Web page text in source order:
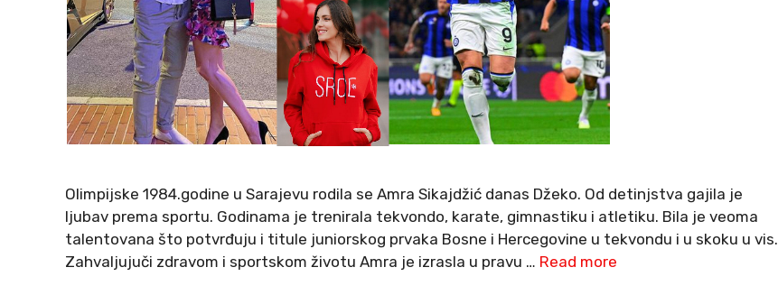
Olimpijske 1984.godine u Sarajevu rodila se Amra Sikajdžić danas Džeko. Od detinjstva gajila je
ljubav prema sportu. Godinama je trenirala tekvondo, karate, gimnastiku i atletiku. Bila je veoma
talentovana što potvrđuju i titule juniorskog prvaka Bosne i Hercegovine u tekvondu i u skoku u vis.
Zahvaljujuči zdravom i sportskom životu Amra je izrasla u pravu … Read more